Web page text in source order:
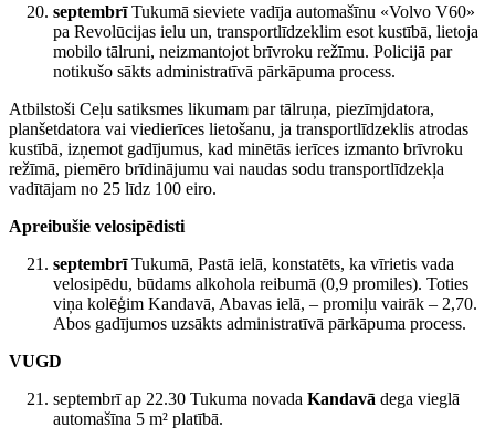
septembrīTukumā sieviete vadīja automašīnu «Volvo V60»
pa Revolūcijas ielu un, transportlīdzeklim esot kustībā, lietoja
mobilo tālruni, neizmantojot brīvroku režīmu. Policijā par
notikušo sākts administratīvā pārkāpuma process.
Atbilstoši Ceļu satiksmes likumam par tālruņa, piezīmjdatora,
planšetdatora vai viedierīces lietošanu, ja transportlīdzeklis atrodas
kustībā, izņemot gadījumus, kad minētās ierīces izmanto brīvroku
režīmā, piemēro brīdinājumu vai naudas sodu transportlīdzekļa
vadītājam no 25 līdz 100 eiro.
Apreibušie velosipēdisti
septembrīTukumā, Pastā ielā, konstatēts, ka vīrietis vada
velosipēdu, būdams alkohola reibumā (0,9 promiles). Toties
viņa kolēģim Kandavā, Abavas ielā, – promiļu vairāk – 2,70.
Abos gadījumos uzsākts administratīvā pārkāpuma process.
VUGD
septembrī ap 22.30 Tukuma novada Kandavā dega vieglā
automašīna 5 m² platībā.